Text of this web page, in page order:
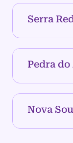
Serra
Pedra do
Nova